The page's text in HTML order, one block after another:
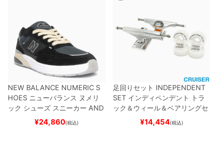
NEW BALANCE NUMERIC S
HOES ニューバランス ヌメリ
ック シューズ スニーカー AND
REW REYNOLDS 933
BLACK/NAVY
スケートボ
¥24,860(税込)
足回りセット INDEPENDENT
SET インディペンデント
トラ
ック＆ウィール＆ベアリングセ
（クルーザー用）
ボード スケボー
¥14,454(税込)